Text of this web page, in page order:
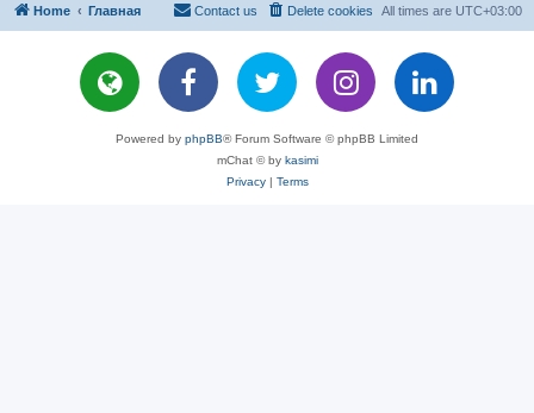
Home Главная All times are UTC+03:00
Delete cookies
Contact us
Powered by phpBB® Forum Software © phpBB Limited
mChat © by kasimi
Privacy| Terms